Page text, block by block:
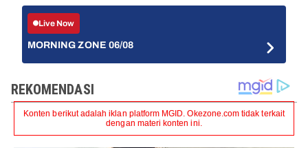
Live Now
MORNING ZONE 06/08